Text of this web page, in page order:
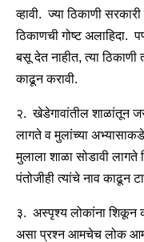
व्हावी. ज्या ठिकाणी
ठिकाणची गोष्ट अलाहिदा.
बसू देत नाहीत, त्या ठिकाणी
काढून करावी.
२. खेडेगावांतील शाळांतून
लागते व मुलांच्या
मुलाला शाळा सोडावी लागते
पंतोजीही त्यांचे नाव काढून
३. अस्पृश्य लोकांना शिकून
असा प्रश्न आमचेच लोक